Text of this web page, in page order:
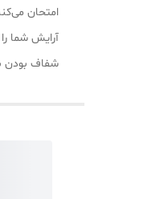
امتحان
آرایش شما
شفاف بودن